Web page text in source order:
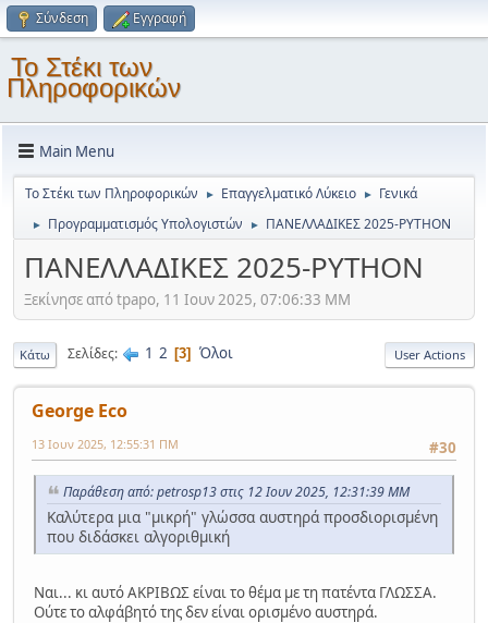
Σύνδεση Εγγραφή
Το Στέκι των
Πληροφορικών
Main Menu
Το Στέκι των Πληροφορικών ► Επαγγελματικό Λύκειο ► Γενικά
► Προγραμματισμός Υπολογιστών ► ΠΑΝΕΛΛΑΔΙΚΕΣ 2025-PYTHON
ΠΑΝΕΛΛΑΔΙΚΕΣ 2025-PYTHON
Ξεκίνησε από tpapo, 11 Ιουν 2025, 07:06:33 ΜΜ
Κάτω Σελίδες 1 2 3 Όλοι User Actions
George Eco
#30
13 Ιουν 2025, 12:55:31 ΠΜ
Παράθεση από: petrosp13 στις 12 Ιουν 2025, 12:31:39 ΜΜ
Καλύτερα μια "μικρή" γλώσσα αυστηρά προσδιορισμένη
που διδάσκει αλγοριθμική
Ναι... κι αυτό ΑΚΡΙΒΩΣ είναι το θέμα με τη πατέντα ΓΛΩΣΣΑ.
Ούτε το αλφάβητό της δεν είναι ορισμένο αυστηρά.